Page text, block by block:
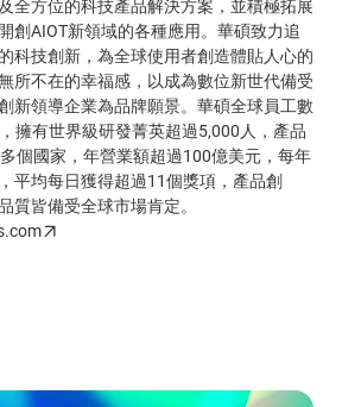
全方位的科技產品解決方案，並積極拓展
創AIOT新領域的各種應用。華碩致力追
科技創新，為全球使用者創造體貼人心的
所不在的幸福感，以成為數位新世代備受
新領導企業為品牌願景。華碩全球員工數
擁有世界級研發菁英超過5,000人，產品
個國家，年營業額超過100億美元，每年
平均每日獲得超過11個獎項，產品創
質皆備受全球市場肯定。